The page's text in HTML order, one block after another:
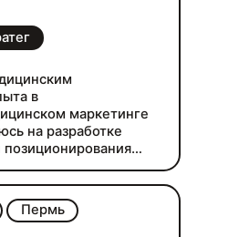
в
маркетинге
на разработке
и медицинских
коммуникаций
и
для HCP. Глубоко
Пермь